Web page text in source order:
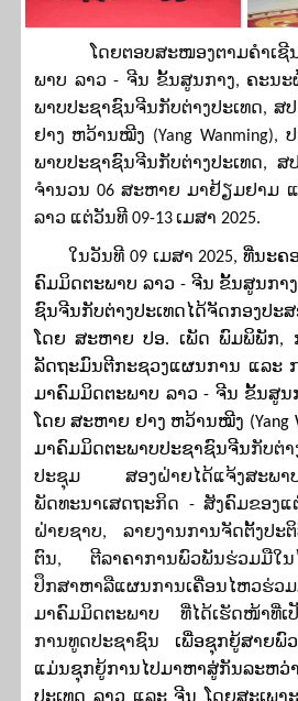
ໂດຍຕອບສະໜອງຕາມຄຳເຊີນ
ພາບ ລາວ- ຈີນ ຂັ້ນສູນກາງ, ຄະນະ
ພາບປະຊາຊົນຈີນກັບຕ່າງປະເທດ, ສປ
ຢາງ ຫວ້ານໝີງ (Yang Wanming),
ພາບປະຊາຊົນຈີນກັບຕ່າງປະເທດ, ສປ
ຈຳນວນ 06 ສະຫາຍ ມາຢ້ຽມຢາມ
ລາວ ແຕ່ວັນທີ 09-13 ເມສາ 2025.
ໃນວັນ​ທີ 09 ເມສາ 2025, ທີ່ນະຄ
ຄົມມິດຕະພາບ ລາວ - ຈີນ ຂັ້ນສູນກາ
ຊົນຈີນກັບຕ່າງປະເທດໄດ້ຈັດກອງປະສ
ໂດຍ ສະຫາຍ ປອ. ເພັດ ພົມພິພັກ,
ລັດຖະມົນຕີກະຊວງແຜນການ ແລະ
ມາຄົມມິດຕະພາບ ລາວ- ຈີນ ຂັ້ນສູນ
ໂດຍ ສະຫາຍ ຢາງ ຫວ້ານໝີງ (Yang
ມາຄົມມິດຕະພາບປະຊາຊົນຈີນກັບຕ່າ
ປະຊຸມ ສອງຝ່າຍໄດ້ແຈ້ງສະພາ
ພັດທະນາເສດຖະກິດ - ສັງຄົມຂອງແ
ຝ່າຍຊາບ, ລາຍງານການຈັດຕັ້ງປະຕິ
ຕົນ, ຕີລາຄາການພົວພັນຮ່ວມມື
ປຶກສາຫາລືແຜນການເຄື່ອນໄຫວຮ່ວ
ມາຄົມມິດຕະພາບ ທີ່ໄດ້ເຮັດໜ້າທີ່ເ
ການທູດປະຊາຊົນ ເພື່ອຊຸກຍູ້ສາຍພົ
ແມ່ນຊຸກຍູ້ການໄປມາຫາສູ່ກັນລະ